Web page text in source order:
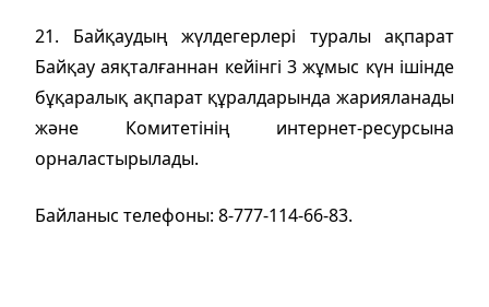
21. Байқаудың жүлдегерлері туралы ақпарат
Байқау аяқталғаннан кейінгі 3 жұмыс күн ішінде
бұқаралық ақпарат құралдарында жарияланады
және Комитетінің интернет-ресурсына
орналастырылады.
Байланыс телефоны: 8-777-114-66-83.